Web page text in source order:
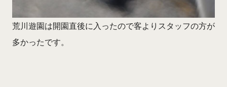
荒川遊園は開園直後に入ったので客よりスタッフの方が
多かったです。